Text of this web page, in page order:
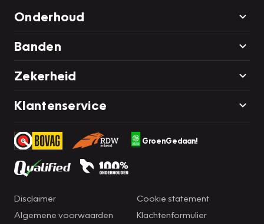
Onderhoud
Banden
Zekerheid
Klantenservice
GroenGedaan!
Disclaimer
Algemene voorwaarden
Cookie statement
Klachtenformulier